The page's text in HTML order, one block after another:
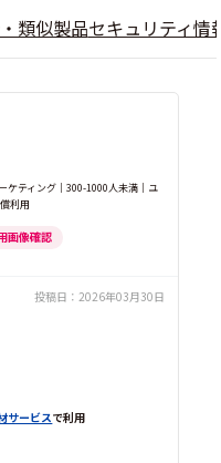
類似製品セキュリティ情
ケティング｜300-1000人未満｜ユ
利用
画像確認
投稿日： 2026年03月30日
サービスで利用